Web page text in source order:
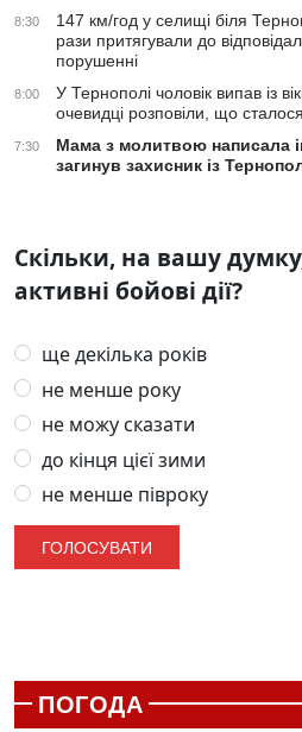
8:30
147 км/год у селищі біля
рази притягували до
порушенні
8:00
У Тернополі чоловік випав із
очевидці розповіли, що сталося
7:30
Мама з молитвою написала
загинув захисник із
Скільки, на вашу
активні бойові дії?
ще декілька років
не менше року
не можу сказати
до кінця цієї зими
не менше півроку
ПОГОДА